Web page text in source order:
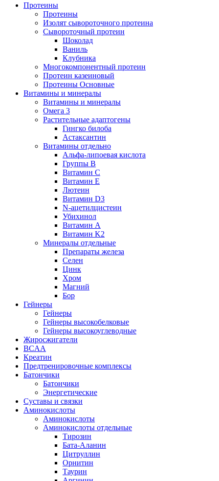
Протеины
Протеины
Изолят сывороточного протеина
Сывороточный протеин
Шоколад
Ваниль
Клубника
Многокомпонентный протеин
Протеин казеиновый
Протеины Основные
Витамины и минералы
Витамины и минералы
Омега 3
Растительные адаптогены
Гингко билоба
Астаксантин
Витамины отдельно
Альфа-липоевая кислота
Группы B
Витамин С
Витамин Е
Лютеин
Витамин D3
N-ацетилцистеин
Убихинол
Витамин А
Витамин K2
Минералы отдельные
Препараты железа
Селен
Цинк
Хром
Магний
Бор
Гейнеры
Гейнеры
Гейнеры высокобелковые
Гейнеры высокоуглеводные
Жиросжигатели
BCAA
Креатин
Предтренировочные комплексы
Батончики
Батончики
Энергетические
Суставы и связки
Аминокислоты
Аминокислоты
Аминокислоты отдельные
Тирозин
Бата-Аланин
Цитруллин
Орнитин
Таурин